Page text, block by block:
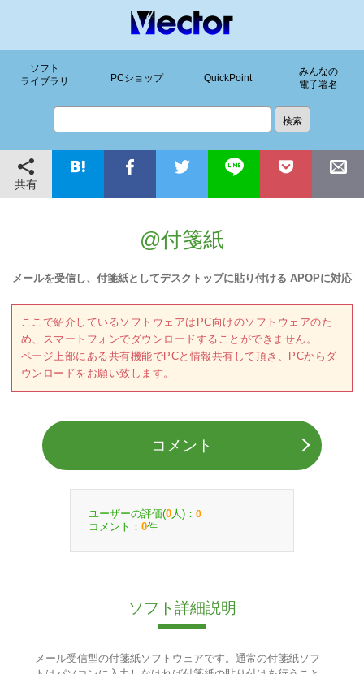
ソフト
ライブラリ
PCショップ QuickPoint
みんなの
電子署名
共有
@付箋紙
メールを受信し、付箋紙としてデスクトップに貼り付ける APOPに対応
ここで紹介しているソフトウェアはPC向けのソフトウェアのた
め、スマートフォンでダウンロードすることができません。
ページ上部にある共有機能でPCと情報共有して頂き、PCからダ
ウンロードをお願い致します。
コメント
ユーザーの評価(0 人)： 0
コメント： 0件
ソフト詳細説明
メール受信型の付箋紙ソフトウェアです。通常の付箋紙ソフ